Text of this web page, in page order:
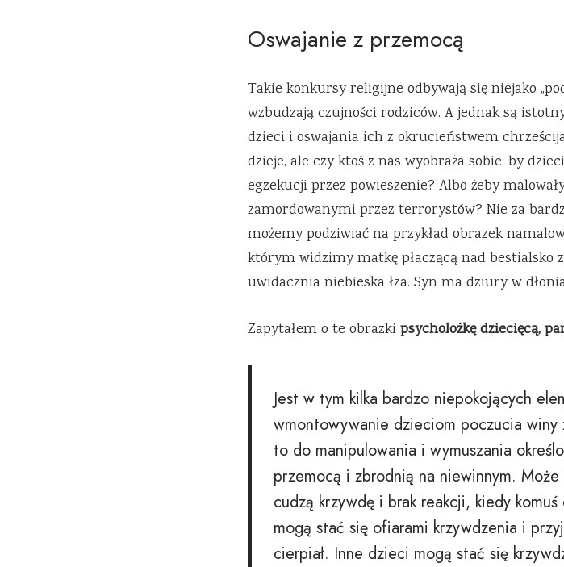
Oswajanie z przemocą
Takie konkursy religijne odbywają się niejako
wzbudzają czujności rodziców. A jednak są
dzieci i oswajania ich z okrucieństwem
dzieje, ale czy ktoś z nas wyobraża sobie, by
egzekucji przez powieszenie? Albo żeby
zamordowanymi przez terrorystów? Nie za
możemy podziwiać na przykład obrazek
którym widzimy matkę płaczącą nad bestialsko
uwidacznia niebieska łza. Syn ma dziury w
Zapytałem o te obrazkipsycholożkę dziecięcą,
Jest w tym kilka bardzo niepokojących
wmontowywanie dzieciom poczucia winy
to do manipulowania i wymuszania
przemocą i zbrodnią na niewinnym.
cudzą krzywdę i brak reakcji, kiedy
mogą stać się ofiarami krzywdzenia i
cierpiał. Inne dzieci mogą stać się